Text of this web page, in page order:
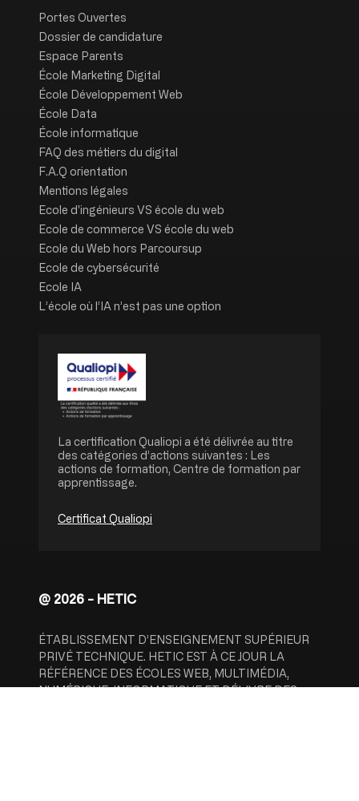
Portes Ouvertes
Dossier de candidature
Espace Parents
École Marketing Digital
École Développement Web
École Data
École informatique
FAQ des métiers du digital
F.A.Q orientation
Mentions légales
Ecole d'ingénieurs VS école du web
Ecole de commerce VS école du web
Ecole du Web hors Parcoursup
Ecole de cybersécurité
Ecole IA
L’école où l’IA n’est pas une option
Image
La certification Qualiopi a été délivrée au titre
des catégories d’actions suivantes : Les
actions de formation, Centre de formation par
apprentissage.
Certificat Qualiopi
@ 2026 - HETIC
ÉTABLISSEMENT D’ENSEIGNEMENT SUPÉRIEUR
PRIVÉ TECHNIQUE. HETIC EST À CE JOUR LA
RÉFÉRENCE DES ÉCOLES WEB, MULTIMÉDIA,
NUMÉRIQUE, INFORMATIQUE ET DÉLIVRE DES